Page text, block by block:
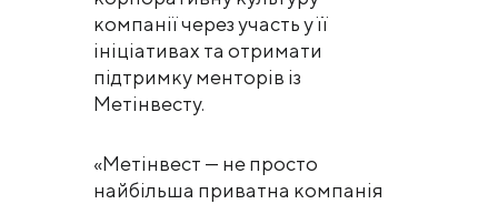
компанії через участь у її
ініціативах та отримати
підтримку менторів із
Метінвесту.
«Метінвест — не просто
найбільша приватна компанія